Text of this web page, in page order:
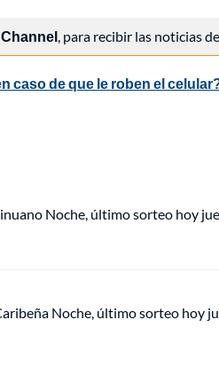
, para recibir las noticias
caso de que le roben el
Noche, último sorteo hoy
Noche, último sorteo hoy